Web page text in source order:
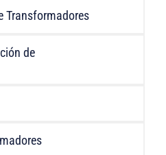
Transformadores
de